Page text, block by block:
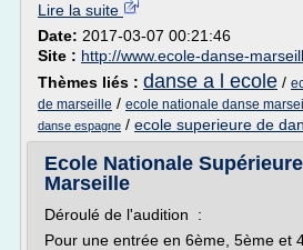
Lire la suite
Date: 2017-03-07 00:21:46
Site : http://www.ecole-danse-
Thèmes liés : danse a l ecole /
de marseille / ecole nationale danse
danse espagne / ecole superieure de
Ecole Nationale
Marseille
Déroulé de l'audition :
Pour une entrée en 6ème, 5ème et